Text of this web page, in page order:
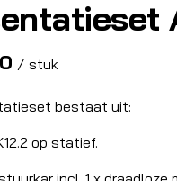
/
bestaat uit:
op statief.